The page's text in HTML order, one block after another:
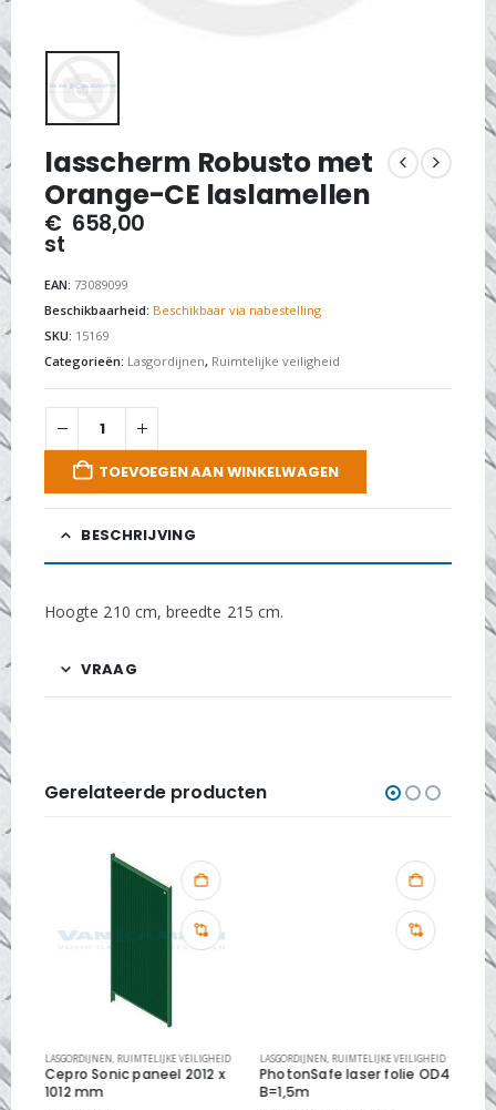
lasscherm Robusto met
Orange-CE laslamellen
€ 658,00
st
EAN: 73089099
Beschikbaarheid: Beschikbaar via nabestelling
SKU: 15169
Categorieën: Lasgordijnen, Ruimtelijke veiligheid
TOEVOEGEN AAN WINKELWAGEN
BESCHRIJVING
Hoogte 210 cm, breedte 215 cm.
VRAAG
Gerelateerde producten
LASGORDIJNEN RUIMTELIJKE VEILIGHEID
Cepro Sonic paneel 2012 x
1012 mm
LASGORDIJNEN RUIMTELIJKE VEILIGHEID
PhotonSafe laser folie OD4
B=1,5m